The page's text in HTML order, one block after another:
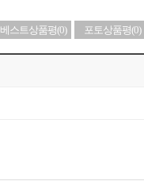
베스트상품평(0) 포토상품평(0)